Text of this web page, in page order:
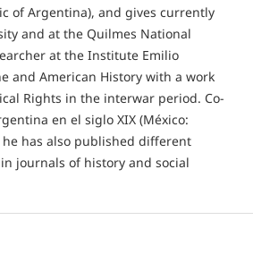
of Argentina), and gives currently
and at the Quilmes National
at the Institute Emilio
and American History with a work
Rights in the interwar period. Co-
en el siglo XIX (México:
has also published different
journals of history and social